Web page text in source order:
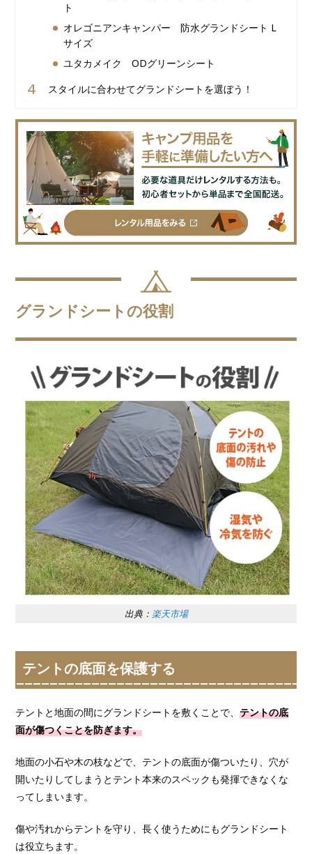
ト
オレゴニアンキャンパー 防水グランドシート L
サイズ
ユタカメイク ODグリーンシート
スタイルに合わせてグランドシートを選ぼう！
グランドシートの役割
出典： 楽天市場
テントの底面を保護する
テントと地面の間にグランドシートを敷くことで、テントの底
面が傷つくことを防ぎます。
地面の小石や木の枝などで、テントの底面が傷ついたり、穴が
開いたりしてしまうとテント本来のスペックも発揮できなくな
ってしまいます。
傷や汚れからテントを守り、長く使うためにもグランドシート
は役立ちます。